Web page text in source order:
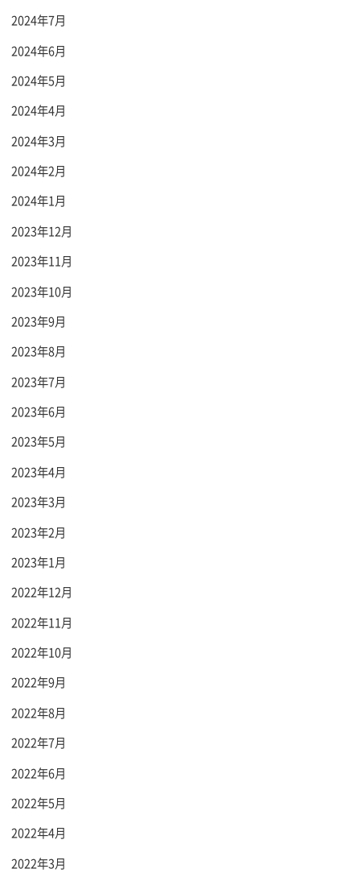
2024年7月
2024年6月
2024年5月
2024年4月
2024年3月
2024年2月
2024年1月
2023年12月
2023年11月
2023年10月
2023年9月
2023年8月
2023年7月
2023年6月
2023年5月
2023年4月
2023年3月
2023年2月
2023年1月
2022年12月
2022年11月
2022年10月
2022年9月
2022年8月
2022年7月
2022年6月
2022年5月
2022年4月
2022年3月